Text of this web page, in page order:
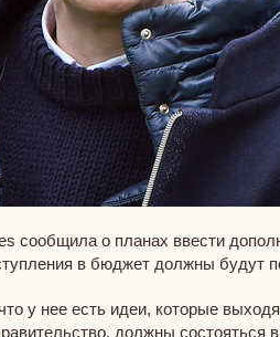
сообщила о планах ввести
в бюджет должны будут
у нее есть идеи, которые
должны состояться в